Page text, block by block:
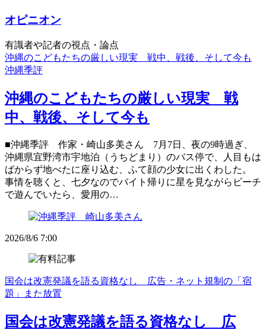
オピニオン
有識者や記者の視点・論点
沖縄のこどもたちの厳しい現実 戦中、戦後、そして今も
沖縄季評
沖縄のこどもたちの厳しい現実 戦
中、戦後、そして今も
■沖縄季評 作家・崎山多美さん 7月7日、夜の9時過ぎ、
沖縄県宜野湾市宇地泊（うちどまり）のバス停で、人目もは
ばからず地べたに座り込む、ふて顔の少女に出くわした。
事情を聴くと、七夕なのでバイト帰りに星を見ながらビーチ
で遊んでいたら、愛用の…
2026/8/6 7:00
国会は改憲発議を語る資格なし 広告・ネット規制の「宿
題」また放置
国会は改憲発議を語る資格なし 広